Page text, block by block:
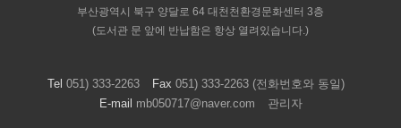
부산광역시 북구 양달로 64 대천천환경문화센터 3층
(도서관 문 앞에 반납함은 항상 열려있습니다.)
Tel 051) 333-2263 Fax 051) 333-2263 (전화번호와 동일)
E-mail mb050717@naver.com 관리자